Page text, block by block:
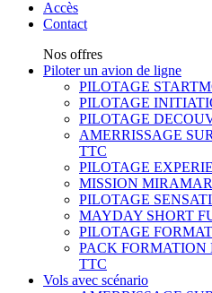
Accès
Contact
Nos offres
Piloter un avion de ligne
PILOTAGE
PILOTAGE
PILOTAGE
AMERRISSAGE
TTC
PILOTAGE
MISSION MIRAMAR
PILOTAGE
MAYDAY SHORT
PILOTAGE
PACK FORMATION
TTC
Vols avec scénario